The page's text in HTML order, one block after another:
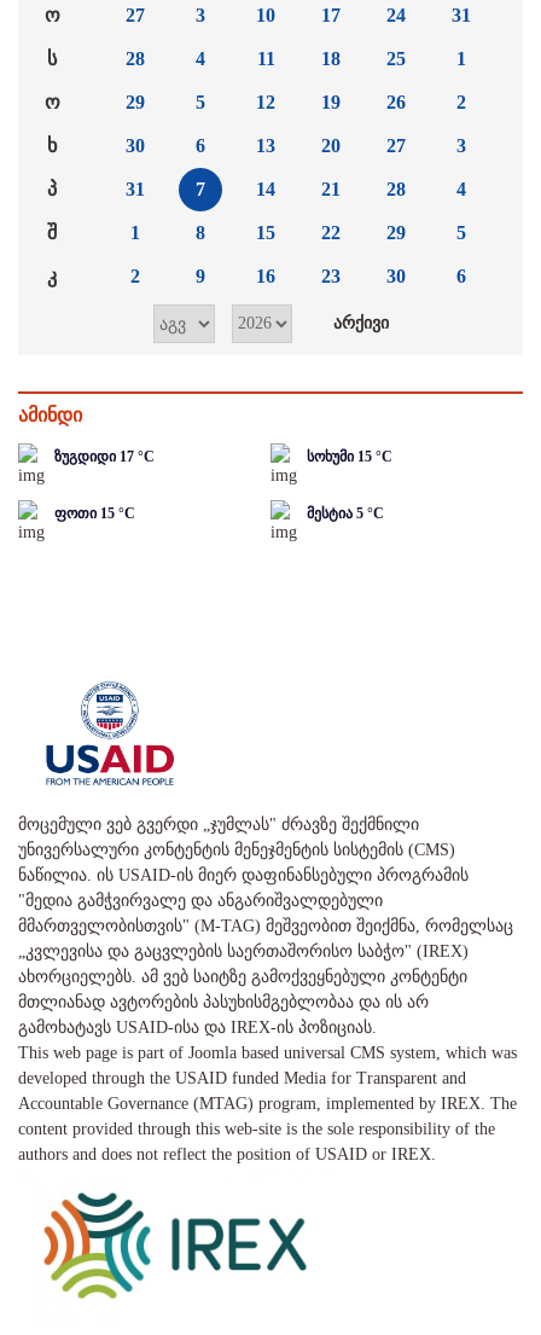
ო
ს
ო
ხ
პ
შ
კ
27
28
29
30
31
1
2
3
4
5
6
7
8
9
10
11
12
13
14
15
16
17
18
19
20
21
22
23
24
25
26
27
28
29
30
31
1
2
3
4
5
6
ამინდი
ზუგდიდი 17 °C სოხუმი 15 °C
ფოთი 15 °C მესტია 5 °C
მოცემული ვებ გვერდი „ჯუმლას" ძრავზე შექმნილი
უნივერსალური კონტენტის მენეჯმენტის სისტემის (CMS)
ნაწილია. ის USAID-ის მიერ დაფინანსებული პროგრამის
"მედია გამჭვირვალე და ანგარიშვალდებული
მმართველობისთვის" (M-TAG) მეშვეობით შეიქმნა, რომელსაც
„კვლევისა და გაცვლების საერთაშორისო საბჭო" (IREX)
ახორციელებს. ამ ვებ საიტზე გამოქვეყნებული კონტენტი
მთლიანად ავტორების პასუხისმგებლობაა და ის არ
გამოხატავს USAID-ისა და IREX-ის პოზიციას.
This web page is part of Joomla based universal CMS system, which was
developed through the USAID funded Media for Transparent and
Accountable Governance (MTAG) program, implemented by IREX. The
content provided through this web-site is the sole responsibility of the
authors and does not reflect the position of USAID or IREX.